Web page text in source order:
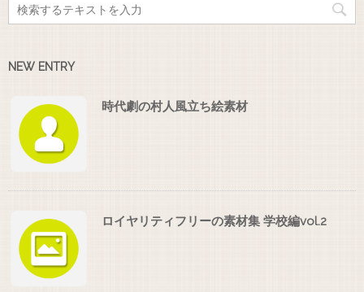
NEW ENTRY
時代劇の村人風立ち絵素材
ロイヤリティフリーの素材集 学校編vol.2